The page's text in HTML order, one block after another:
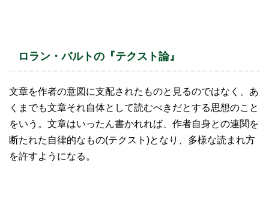
ロラン・バルトの『テクスト論』
文章を作者の意図に支配されたものと見るのではなく、あ
くまでも文章それ自体として読むべきだとする思想のこと
をいう。文章はいったん書かれれば、作者自身との連関を
断たれた自律的なもの(テクスト)となり、多様な読まれ方
を許すようになる。